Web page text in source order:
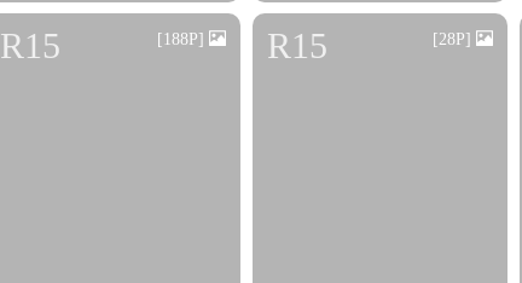
R15 [188P] R15 [28P]